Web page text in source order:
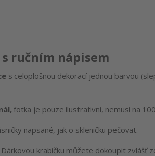
ručním nápisem
s celoplošnou dekorací jednou barvou
fotka je pouze ilustrativní, nemusí na
napsané, jak o skleničku pečovat.
Dárkovou krabičku můžete dokoupit zvlášť